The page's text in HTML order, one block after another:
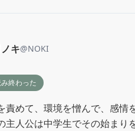
ノキ@NOKI
終わった
責めて、環境を憎んで、感情
主人公は中学生でその始まり